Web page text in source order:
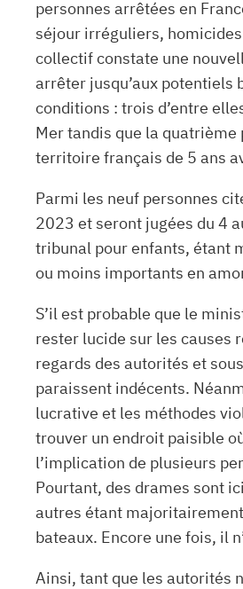
personnes arrêtées en
séjour irréguliers,
collectif constate une
arrêter jusqu’aux potentiels
conditions : trois d’entre
Mer tandis que la
territoire français de 5 ans
Parmi les neuf personnes
2023 et seront jugées du 4
tribunal pour enfants, étant
ou moins importants en
S’il est probable que le
rester lucide sur les causes
regards des autorités et
paraissent indécents.
lucrative et les méthodes
trouver un endroit paisible
l’implication de plusieurs
Pourtant, des drames sont
autres étant
bateaux. Encore une fois, il
Ainsi, tant que les autorités